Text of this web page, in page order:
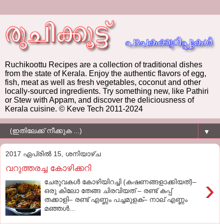
Ruchikoottu Recipes are a collection of traditional dishes
from the state of Kerala. Enjoy the authentic flavors of egg,
fish, meat as well as fresh vegetables, coconut and other
locally-sourced ingredients. Try something new, like Pathiri
or Stew with Appam, and discover the deliciousness of
Kerala cuisine. © Keve Tech 2011-2024
▼
2017 ഏപ്രിൽ 15, ശനിയാഴ്‌ച
വറുത്തരച്ച കോഴിക്കറി
›
ചേരുവകള്‍ കോഴിയിറച്ചി (കഷണങ്ങളാക്കിയത്)–
ഒരു കിലോ തേങ്ങ ചിരവിയത് – രണ്ട് കപ്പ്
തക്കാളി– രണ്ട് എണ്ണം പച്ചമുളക്– നാല് എണ്ണം
മഞ്ഞള്‍...